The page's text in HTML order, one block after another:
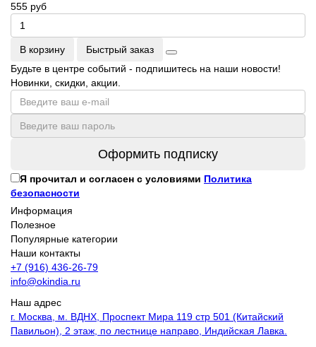
555 руб
В корзину
Быстрый заказ
Будьте в центре событий - подпишитесь на наши новости!
Новинки, скидки, акции.
Оформить подписку
Я прочитал и согласен с условиями Политика
безопасности
Информация
Полезное
Популярные категории
Наши контакты
+7 (916) 436-26-79
info@okindia.ru
Наш адрес
г. Москва, м. ВДНХ, Проспект Мира 119 стр 501 (Китайский
Павильон), 2 этаж, по лестнице направо, Индийская Лавка.